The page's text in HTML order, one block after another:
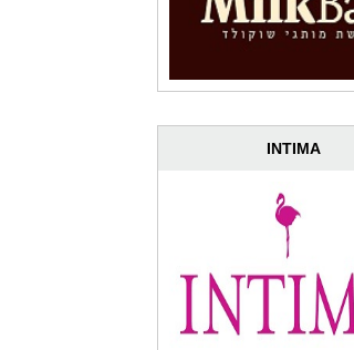
INTIMA